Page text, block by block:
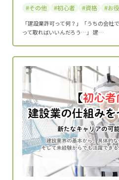
その他 初心者 資格 お
「建設業許可って何？」「うちの会社
って取ればいいんだろう…」 建…